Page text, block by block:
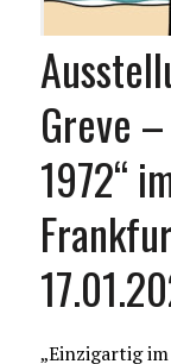
Greve
1972“
„Einzigartig